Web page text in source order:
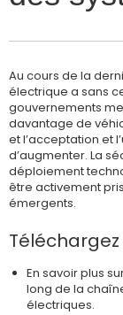
Au cours de la
électrique a sans
gouvernements
davantage de
et l’acceptation et
d’augmenter. La
déploiement
être activement
émergents.
En savoir plus
long de la
électriques.